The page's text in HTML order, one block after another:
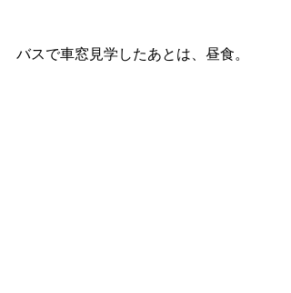
バスで車窓見学したあとは、昼食。